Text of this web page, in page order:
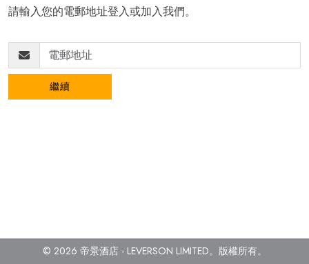
請輸入您的電郵地址登入或加入我們。
繼續
© 2026 帝景酒店 - LEVERSON LIMITED。 版權所有。